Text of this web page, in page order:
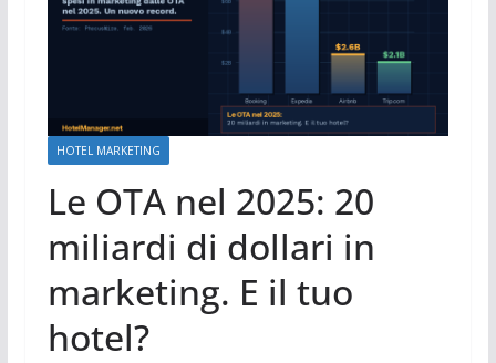
HOTEL MARKETING
Le OTA nel 2025: 20
miliardi di dollari in
marketing. E il tuo
hotel?